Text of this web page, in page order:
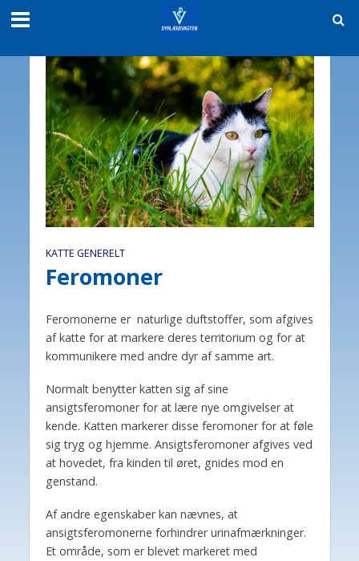
KATTE GENERELT
Feromoner
Feromonerne er naturlige duftstoffer, som afgives
af katte for at markere deres territorium og for at
kommunikere med andre dyr af samme art.
Normalt benytter katten sig af sine
ansigtsferomoner for at lære nye omgivelser at
kende. Katten markerer disse feromoner for at føle
sig tryg og hjemme. Ansigtsferomoner afgives ved
at hovedet, fra kinden til øret, gnides mod en
genstand.
Af andre egenskaber kan nævnes, at
ansigtsferomonerne forhindrer urinafmærkninger.
Et område, som er blevet markeret med